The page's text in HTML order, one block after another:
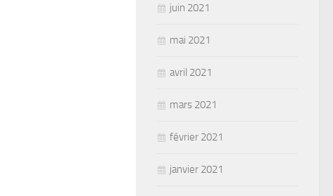
juin 2021
mai 2021
avril 2021
mars 2021
février 2021
janvier 2021